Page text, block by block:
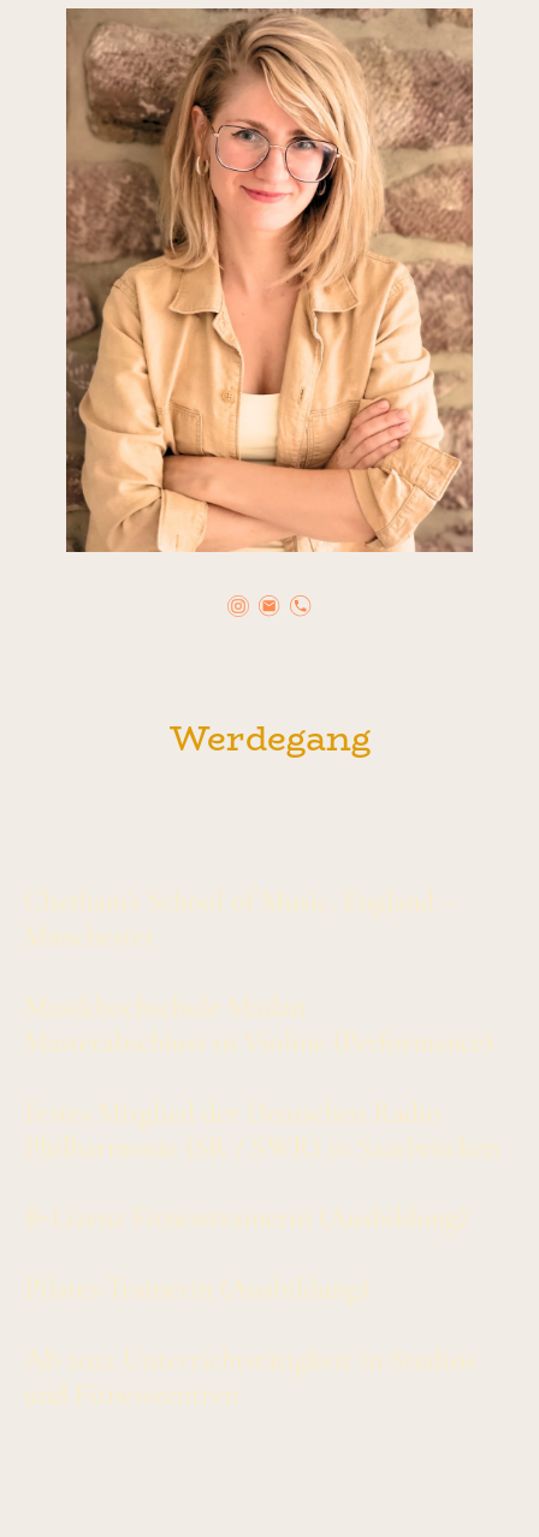
Werdegang
Chetham’s School of Music, England –
Manchester
Musikhochschule Mailan
Masterabschluss in Violine (Performance)
Festes Mitglied der Deutschen Radio
Philharmonie (SR / SWR) in Saarbrücken
B-Lizenz Fitnesstrainerin (Ausbildung)
Pilates-Trainerin (Ausbildung)
Ab 2022 Unterrichtstätigkeit in Studios
und Fitnesszentren